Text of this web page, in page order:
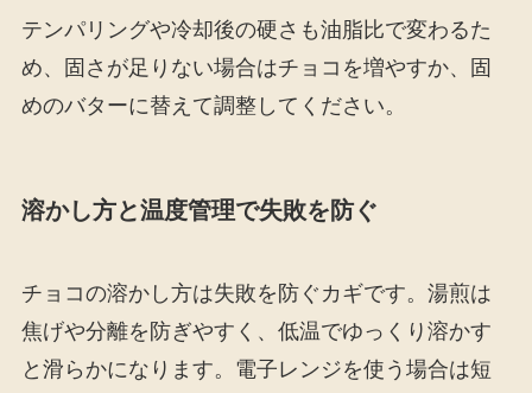
テンパリングや冷却後の硬さも油脂比で変わるた
め、固さが足りない場合はチョコを増やすか、固
めのバターに替えて調整してください。
溶かし方と温度管理で失敗を防ぐ
チョコの溶かし方は失敗を防ぐカギです。湯煎は
焦げや分離を防ぎやすく、低温でゆっくり溶かす
と滑らかになります。電子レンジを使う場合は短